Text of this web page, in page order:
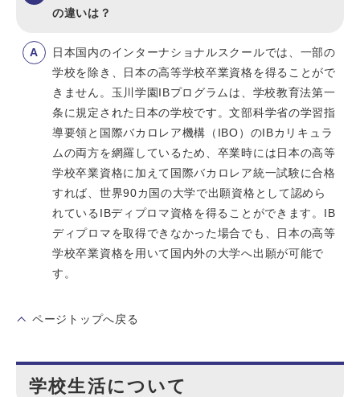
の違いは？
日本国内のインターナショナルスクールでは、一部の
学校を除き、日本の高等学校卒業資格を得ることがで
きません。玉川学園IBプログラムは、学校教育法第一
条に規定された日本の学校です。文部科学省の学習指
導要領と国際バカロレア機構（IBO）のIBカリキュラ
ムの両方を網羅しているため、卒業時には日本の高等
学校卒業資格に加えて国際バカロレア統一試験に合格
すれば、世界90カ国の大学で出願資格として認めら
れているIBディプロマ資格を得ることができます。IB
ディプロマを取得できなかった場合でも、日本の高等
学校卒業資格を用いて国内外の大学へ出願が可能で
す。
ページトップへ戻る
学校生活について